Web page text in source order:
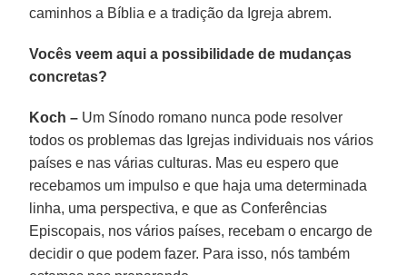
caminhos a Bíblia e a tradição da Igreja abrem.
Vocês veem aqui a possibilidade de mudanças
concretas?
Koch – Um Sínodo romano nunca pode resolver
todos os problemas das Igrejas individuais nos vários
países e nas várias culturas. Mas eu espero que
recebamos um impulso e que haja uma determinada
linha, uma perspectiva, e que as Conferências
Episcopais, nos vários países, recebam o encargo de
decidir o que podem fazer. Para isso, nós também